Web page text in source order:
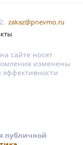
zakaz@pnevmo.ru
сайте носят
изменены
публичной